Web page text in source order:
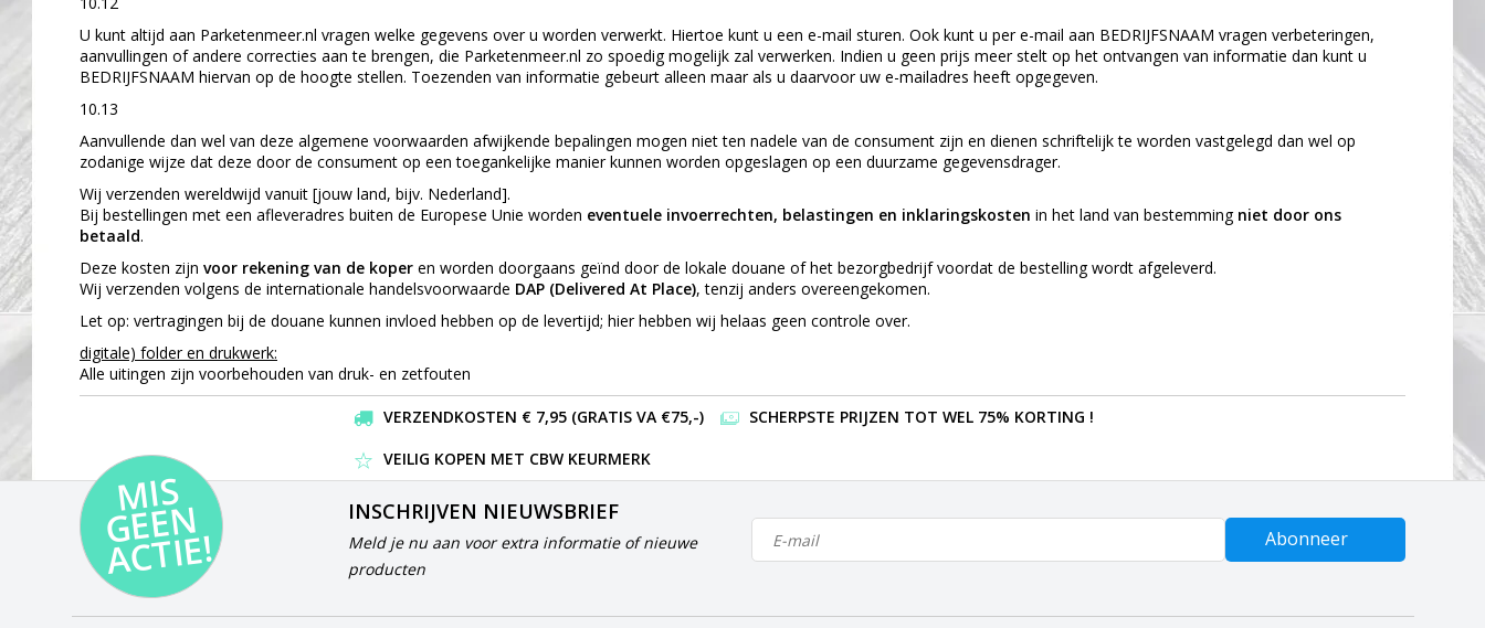
U kunt altijd aan Parketenmeer.nl vragen welke gegevens over u worden verwerkt. Hiertoe kunt u een e-mail sturen. Ook kunt u per e-mail aan BEDRIJFSNAAM vragen verbeteringen,
aanvullingen of andere correcties aan te brengen, die Parketenmeer.nl zo spoedig mogelijk zal verwerken. Indien u geen prijs meer stelt op het ontvangen van informatie dan kunt u
BEDRIJFSNAAM hiervan op de hoogte stellen. Toezenden van informatie gebeurt alleen maar als u daarvoor uw e-mailadres heeft opgegeven.
10.13
Aanvullende dan wel van deze algemene voorwaarden afwijkende bepalingen mogen niet ten nadele van de consument zijn en dienen schriftelijk te worden vastgelegd dan wel op
zodanige wijze dat deze door de consument op een toegankelijke manier kunnen worden opgeslagen op een duurzame gegevensdrager.
Wij verzenden wereldwijd vanuit [jouw land, bijv. Nederland].
Bij bestellingen met een afleveradres buiten de Europese Unie worden eventuele invoerrechten, belastingen en inklaringskosten in het land van bestemming niet door ons
betaald.
Deze kosten zijn voor rekening van de koper en worden doorgaans geïnd door de lokale douane of het bezorgbedrijf voordat de bestelling wordt afgeleverd.
Wij verzenden volgens de internationale handelsvoorwaarde DAP (Delivered At Place), tenzij anders overeengekomen.
Let op: vertragingen bij de douane kunnen invloed hebben op de levertijd; hier hebben wij helaas geen controle over.
digitale) folder en drukwerk:
Alle uitingen zijn voorbehouden van druk- en zetfouten
VERZENDKOSTEN € 7,95 (GRATIS VA €75,-)
SCHERPSTE PRIJZEN TOT WEL 75% KORTING !
VEILIG KOPEN MET CBW KEURMERK
MI
S
G
E
E
N
A
C
TI
E!
INSCHRIJVEN NIEUWSBRIEF
Meld je nu aan voor extra informatie of nieuwe
producten
Abonneer